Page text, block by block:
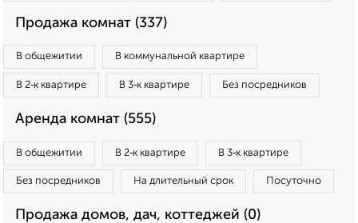
Продажа комнат (337)
В общежитии В коммунальной квартире
В 2‑к квартире В 3‑к квартире Без посредников
Аренда комнат (555)
В общежитии В 2‑к квартире В 3‑к квартире
Без посредников На длительный срок Посуточно
Продажа домов, дач, коттеджей (0)